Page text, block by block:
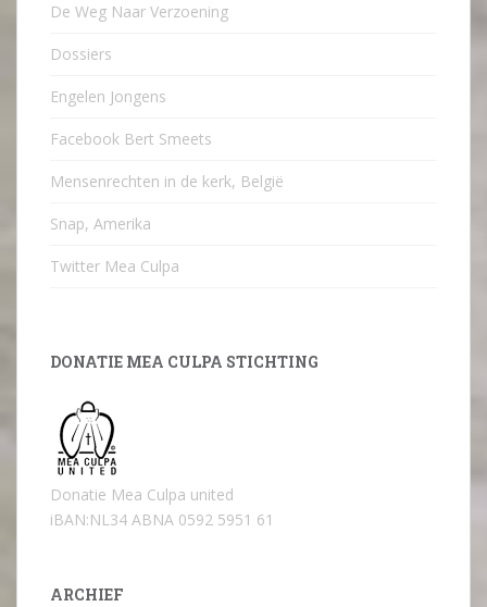
De Weg Naar Verzoening
Dossiers
Engelen Jongens
Facebook Bert Smeets
Mensenrechten in de kerk, België
Snap, Amerika
Twitter Mea Culpa
DONATIE MEA CULPA STICHTING
Donatie Mea Culpa united
iBAN:NL34 ABNA 0592 5951 61
ARCHIEF